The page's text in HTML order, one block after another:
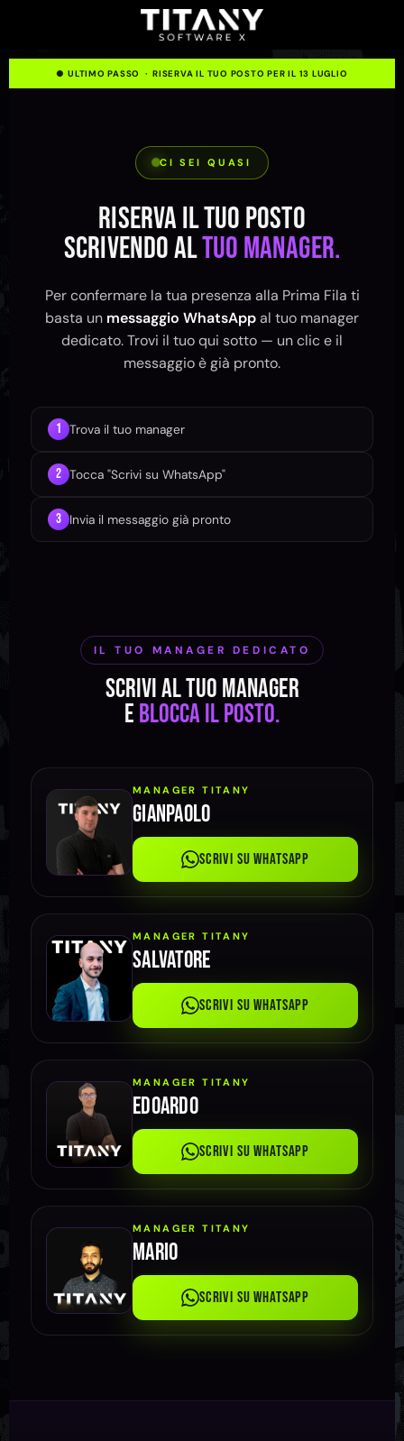
● ULTIMO PASSO · RISERVA IL TUO POSTO PER IL 13 LUGLIO
CI SEI QUASI
Riserva il tuo posto
scrivendo altuo manager.
Per confermare la tua presenza alla Prima Fila ti
basta un messaggio WhatsAppal tuo manager
dedicato. Trovi il tuo qui sotto — un clic e il
messaggio è già pronto.
1 Trova il tuo manager
2 Tocca "Scrivi su WhatsApp"
3 Invia il messaggio già pronto
IL TUO MANAGER DEDICATO
Scrivi al tuo manager
e blocca il posto.
MANAGER TITANY
GianPaolo
Scrivi su WhatsApp
MANAGER TITANY
Salvatore
Scrivi su WhatsApp
MANAGER TITANY
Edoardo
Scrivi su WhatsApp
MANAGER TITANY
Mario
Scrivi su WhatsApp